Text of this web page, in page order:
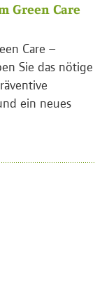
Green Care
Care –
Sie das nötige
ein neues